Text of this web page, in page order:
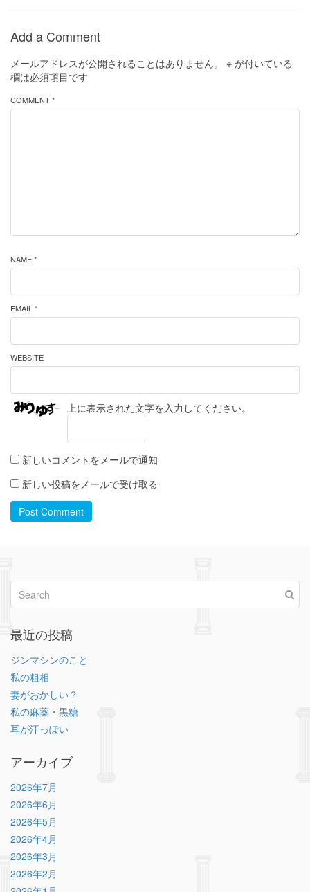
Add a Comment
メールアドレスが公開されることはありません。 ※ が付いている
欄は必須項目です
COMMENT *
NAME *
EMAIL *
WEBSITE
上に表示された文字を入力してください。
新しいコメントをメールで通知
新しい投稿をメールで受け取る
Post Comment
最近の投稿
ジンマシンのこと
私の粗相
妻がおかしい？
私の麻薬・黒糖
耳が汗っぽい
アーカイブ
2026年7月
2026年6月
2026年5月
2026年4月
2026年3月
2026年2月